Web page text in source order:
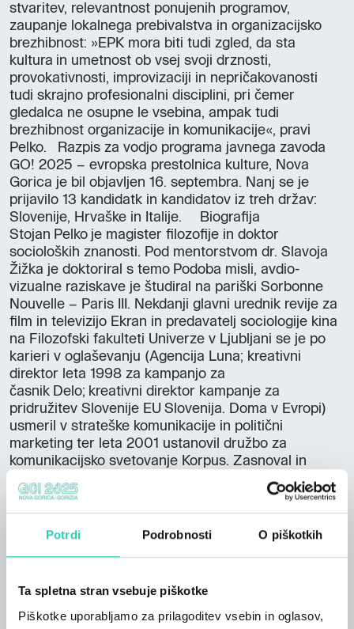
Potrdi Podrobnosti O piškotkih
Ta spletna stran vsebuje piškotke
Piškotke uporabljamo za prilagoditev vsebin in oglasov,
stvaritev, relevantnost ponujenih programov,
zaupanje lokalnega prebivalstva in organizacijsko
brezhibnost: »EPK mora biti tudi zgled, da sta
kultura in umetnost ob vsej svoji drznosti,
provokativnosti, improvizaciji in nepričakovanosti
tudi skrajno profesionalni disciplini, pri čemer
gledalca ne osupne le vsebina, ampak tudi
brezhibnost organizacije in komunikacije«, pravi
Pelko. Razpis za vodjo programa javnega zavoda
GO! 2025 – evropska prestolnica kulture, Nova
Gorica je bil objavljen 16. septembra. Nanj se je
prijavilo 13 kandidatk in kandidatov iz treh držav:
Slovenije, Hrvaške in Italije. Biografija
Stojan Pelko je magister filozofije in doktor
socioloških znanosti. Pod mentorstvom dr. Slavoja
Žižka je doktoriral s temo Podoba misli, avdio-
vizualne raziskave je študiral na pariški Sorbonne
Nouvelle – Paris III. Nekdanji glavni urednik revije za
film in televizijo Ekran in predavatelj sociologije kina
na Filozofski fakulteti Univerze v Ljubljani se je po
karieri v oglaševanju (Agencija Luna; kreativni
direktor leta 1998 za kampanjo za
časnik Delo; kreativni direktor kampanje za
pridružitev Slovenije EU Slovenija. Doma v Evropi)
usmeril v strateške komunikacije in politični
marketing ter leta 2001 ustanovil družbo za
komunikacijsko svetovanje Korpus. Zasnoval in
izvedel je številne mednarodne projekte na
kulturnem področju ter si nabral izkušnje javne
uprave v Sloveniji in tujini. Bil je državni sekretar na
ministrstvu za kulturo, govorec in komunikacijski
ministra za zunanje zadeve. Je avtor petih knjig s
področja filmske teorije, urednik zbornika prevodnih
besedil Vrzeli filma in arhitekture in monografije o